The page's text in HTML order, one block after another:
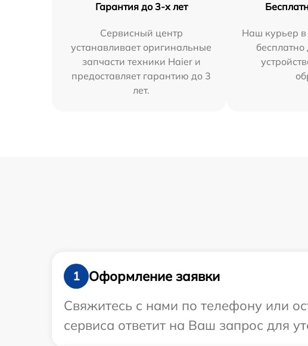
Гарантия до 3-х лет
Сервисный центр
устанавливает оригинальные
запчасти техники Haier и
предоставляет гарантию до 3
лет.
Наш курьер
1
Оформление заявки
Свяжитесь с нами по телефону или
сервиса ответит на Ваш запрос для